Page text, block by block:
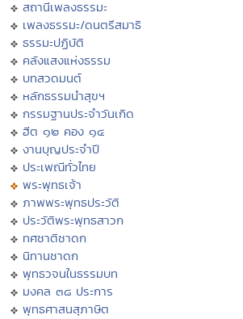
สถานีเพลงธรรมะ
เพลงธรรมะ/ดนตรีสมาธิ
ธรรมะปฏิบัติ
คลังแสงแห่งธรรม
บทสวดมนต์
หลักธรรมนำสุขฯ
กรรมฐานประจำวันเกิด
ฮีต ๑๒ คอง ๑๔
งานบุญประจำปี
ประเพณีทั่วไทย
พระพุทธเจ้า
ภาพพระพุทธประวัติ
ประวัติพระพุทธสาวก
ทศชาติชาดก
นิทานชาดก
พุทธวจนในธรรมบท
มงคล ๓๘ ประการ
พุทธศาสนสุภาษิต